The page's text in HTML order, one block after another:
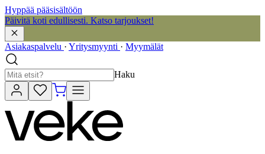
Hyppää pääsisältöön
Päivitä koti edullisesti. Katso tarjoukset!
Asiakaspalvelu · Yritysmyynti · Myymälät
Haku